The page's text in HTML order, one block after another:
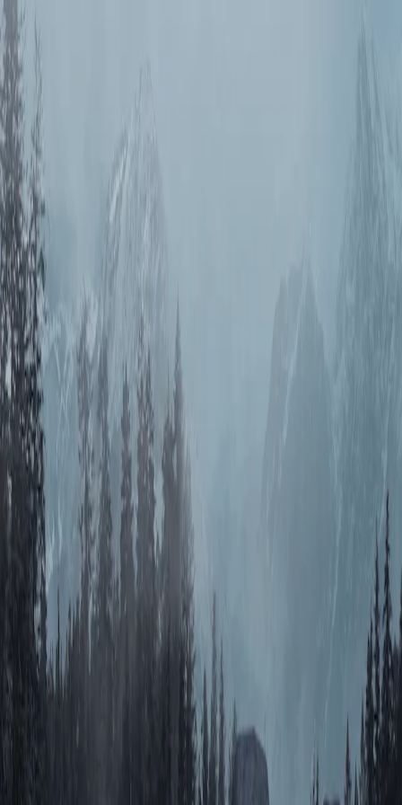
推荐
AI创作
关于我们
知末协议
品牌来源
关于我们
联系我们
加入我们
常见问题
上传要求
下载问题
充值支付
提现收益
帮助中心
本网站内容由用户自行上传，如权利人发现存在误传其
他作品情形，请及时与本站联系。